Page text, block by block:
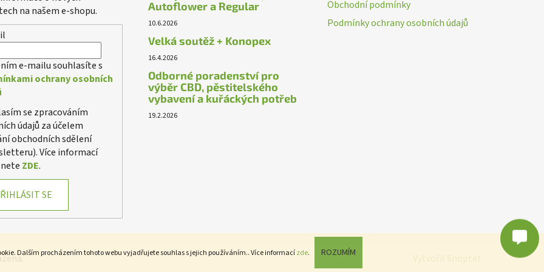
Dalším procházením tohoto webu vyjadřujete souhlas s jejich používáním.. Více informacízde. ROZUMÍM
na našem e-shopu.
e-mailu souhlasíte s
ochrany osobních
se zpracováním
údajů za účelem
obchodních sdělení
Více informací
ZDE.
SE
Autoflower a Regular
10.6.2026
Velká soutěž + Konopex
16.4.2026
Odborné poradenství pro
výběr CBD, pěstitelského
vybavení a kuřáckých potřeb
19.2.2026
Obchodní podmínky
Podmínky ochrany osobních údajů
Poslat